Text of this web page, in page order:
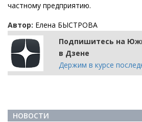
частному предприятию.
Автор: Елена БЫСТРОВА
Подпишитесь на
в Дзене
Держим в курсе
НОВОСТИ